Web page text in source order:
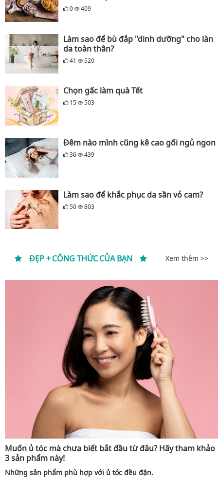
0 409
Làm sao để bù đắp "dinh dưỡng" cho làn
da toàn thân?
41 520
Chọn gấc làm quà Tết
15 503
Đêm nào mình cũng kê cao gối ngủ ngon
36 439
Làm sao để khắc phục da sần vỏ cam?
50 803
ĐẸP + CÔNG THỨC CỦA BẠN Xem thêm >>
Muốn ủ tóc mà chưa biết bắt đầu từ đâu? Hãy tham khảo
3 sản phẩm này!
Những sản phẩm phù hợp với ủ tóc đều đặn.